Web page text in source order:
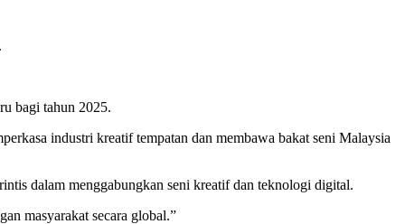
bagi tahun 2025.
industri kreatif tempatan dan membawa bakat seni Malaysia
dalam menggabungkan seni kreatif dan teknologi digital.
masyarakat secara global.”